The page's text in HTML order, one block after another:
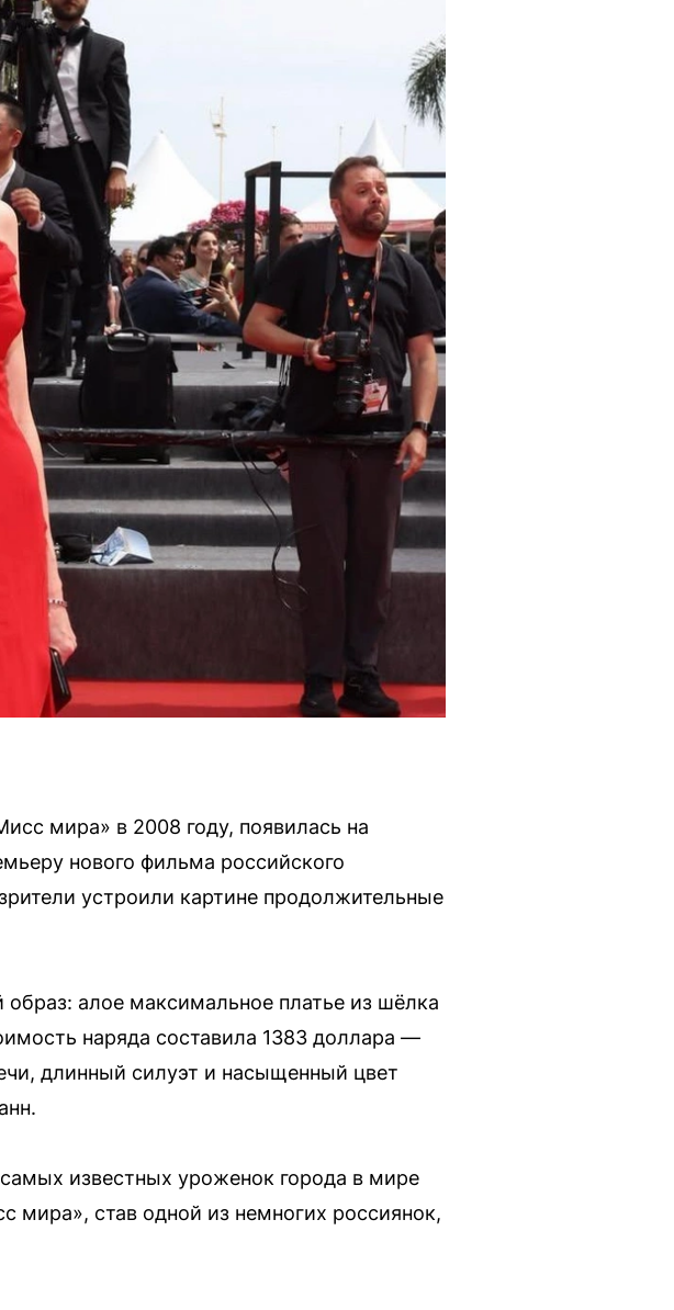
мира» в 2008 году, появилась на
нового фильма российского
устроили картине продолжительные
алое максимальное платье из шёлка
наряда составила 1383 доллара —
длинный силуэт и насыщенный цвет
известных уроженок города в мире
мира», став одной из немногих россиянок,